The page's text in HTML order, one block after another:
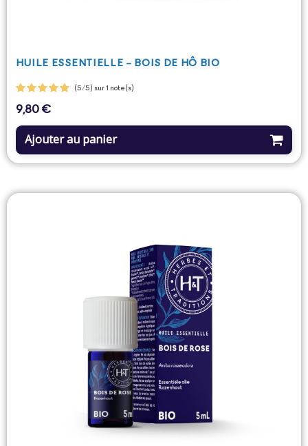
HUILE ESSENTIELLE - BOIS DE HÔ BIO
(5/5) sur 1 note(s)
Prix
9,80 €
Ajouter au panier